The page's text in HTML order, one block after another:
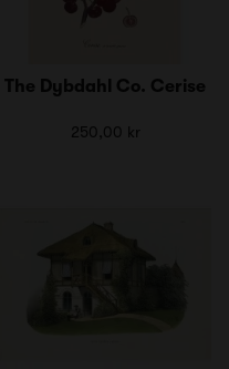
The Dybdahl Co. Cerise
250,00 kr